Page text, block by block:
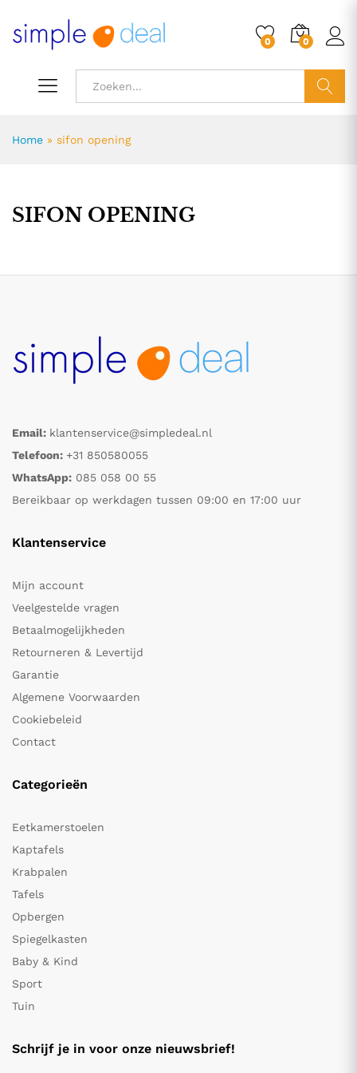
0 0
Home » sifon opening
SIFON OPENING
Email: klantenservice@simpledeal.nl
Telefoon: +31 850580055
WhatsApp: 085 058 00 55
Bereikbaar op werkdagen tussen 09:00 en 17:00 uur
Klantenservice
Mijn account
Veelgestelde vragen
Betaalmogelijkheden
Retourneren & Levertijd
Garantie
Algemene Voorwaarden
Cookiebeleid
Contact
Categorieën
Eetkamerstoelen
Kaptafels
Krabpalen
Tafels
Opbergen
Spiegelkasten
Baby & Kind
Sport
Tuin
Schrijf je in voor onze nieuwsbrief!